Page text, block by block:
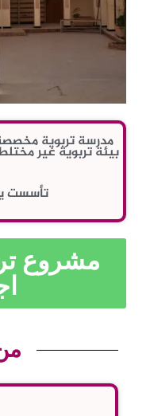
مدرسة تربوية
بيئة تربوية غير
تأسست يوم 14
مشروع